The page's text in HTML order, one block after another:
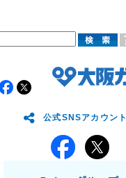
公式SNSアカウント